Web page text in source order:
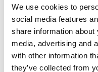
We use cookies to
social media features
share information
media, advertising and
with other information
they’ve collected from
Met signaallamp
Min. diepte van de
(millimeter)
Metallic